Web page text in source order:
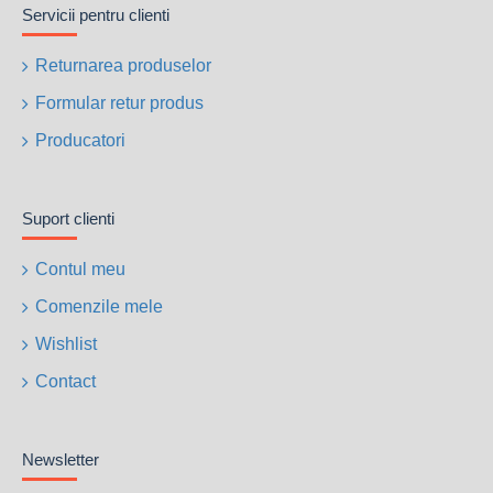
Demaraj: La sfoara
Greutate echipament (kg): 93
Dimensiuni L x l x h (mm): 800 x 640 x 700
Optional:AVR; Interdiferential intrerupator circuit monofazic
Servicii pentru clienti
Returnarea produselor
Formular retur produs
Producatori
Suport clienti
Contul meu
Comenzile mele
Wishlist
Contact
Newsletter